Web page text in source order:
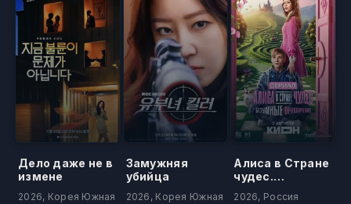
Дело даже не в
измене
2026, Корея Южная
Замужняя
убийца
2026, Корея Южная
Алиса в Стране
чудес.
2026, Россия